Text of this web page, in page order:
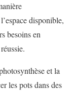
disponible,
besoins en
et la
les pots dans des